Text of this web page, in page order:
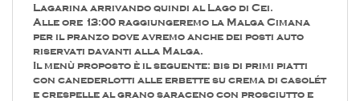
Lagarina arrivando quindi al Lago di Cei.
Alle ore 13:00 raggiungeremo la Malga Cimana
per il pranzo dove avremo anche dei posti auto
riservati davanti alla Malga.
Il menù proposto è il seguente: bis di primi piatti
con canederlotti alle erbette su crema di casolét
e crespelle al grano saraceno con prosciutto e